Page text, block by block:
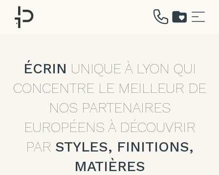
contenu
ÉCRIN UNIQUE À LYON QUI
CONCENTRE LE MEILLEUR DE
NOS PARTENAIRES
EUROPÉENS À DÉCOUVRIR
PAR STYLES, FINITIONS,
MATIÈRES